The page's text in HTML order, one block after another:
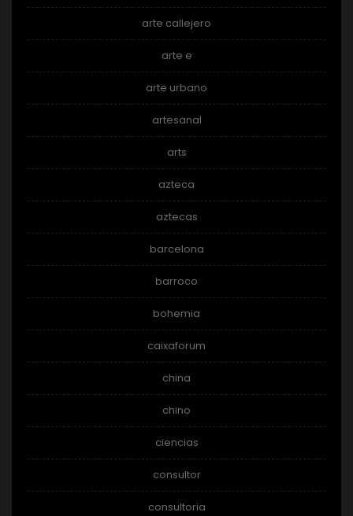
arte callejero
arte e
arte urbano
artesanal
arts
azteca
aztecas
barcelona
barroco
bohemia
caixaforum
china
chino
ciencias
consultor
consultoria